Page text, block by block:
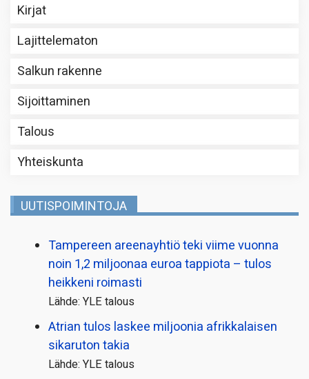
Kirjat
Lajittelematon
Salkun rakenne
Sijoittaminen
Talous
Yhteiskunta
UUTISPOIMINTOJA
Tampereen areenayhtiö teki viime vuonna
noin 1,2 miljoonaa euroa tappiota – tulos
heikkeni roimasti
Lähde: YLE talous
Atrian tulos laskee miljoonia afrikkalaisen
sikaruton takia
Lähde: YLE talous